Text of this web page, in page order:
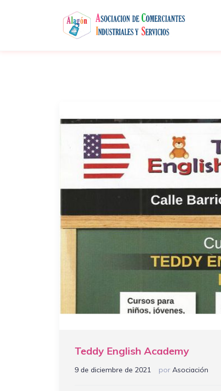
Teddy English Academy
9 de diciembre de 2021 por Asociación